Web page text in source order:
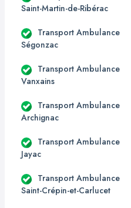
Saint-Martin-de-Ribérac
Transport Ambulance
Ségonzac
Transport Ambulance
Vanxains
Transport Ambulance
Archignac
Transport Ambulance
Jayac
Transport Ambulance
Saint-Crépin-et-Carlucet